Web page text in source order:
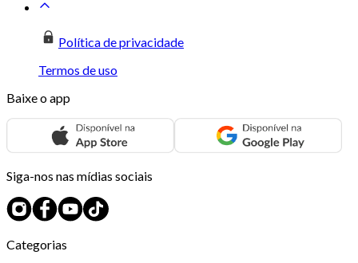
Política de privacidade
Termos de uso
Baixe o app
Siga-nos nas mídias sociais
Categorias